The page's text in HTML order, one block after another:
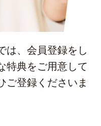
は、会員登録をし
特典をご用意して
ご登録くださいま